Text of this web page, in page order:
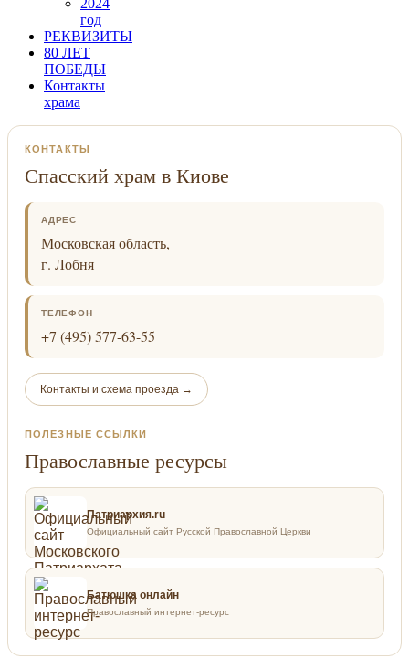
год
РЕКВИЗИТЫ
80 ЛЕТ
ПОБЕДЫ
Контакты
храма
КОНТАКТЫ
Спасский храм в Киове
АДРЕС
Московская область,
г. Лобня
ТЕЛЕФОН
+7 (495) 577-63-55
Контакты и схема проезда →
ПОЛЕЗНЫЕ ССЫЛКИ
Православные ресурсы
Патриархия.ru
Официальный сайт Русской Православной Церкви
Батюшка онлайн
Православный интернет-ресурс